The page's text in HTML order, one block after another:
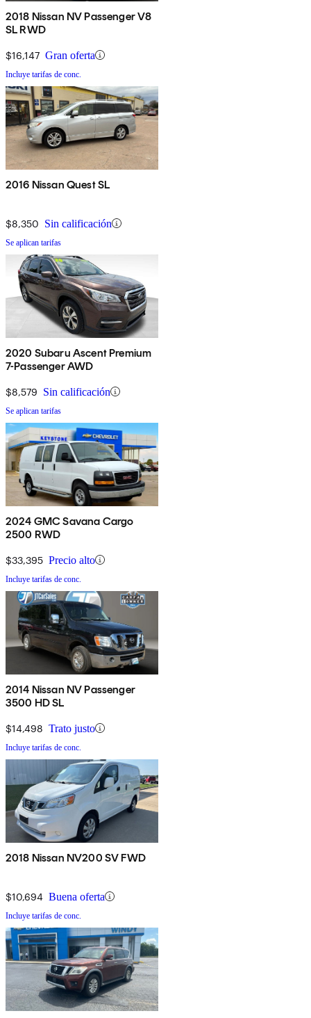
2018 Nissan NV Passenger V8
SL RWD
$16,147 Gran oferta
Incluye tarifas de conc.
2016 Nissan Quest SL
$8,350 Sin calificación
Se aplican tarifas
2020 Subaru Ascent Premium
7-Passenger AWD
$8,579 Sin calificación
Se aplican tarifas
2024 GMC Savana Cargo
2500 RWD
$33,395 Precio alto
Incluye tarifas de conc.
2014 Nissan NV Passenger
3500 HD SL
$14,498 Trato justo
Incluye tarifas de conc.
2018 Nissan NV200 SV FWD
$10,694 Buena oferta
Incluye tarifas de conc.